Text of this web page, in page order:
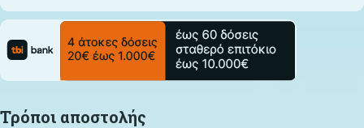
Τρόποι αποστολής